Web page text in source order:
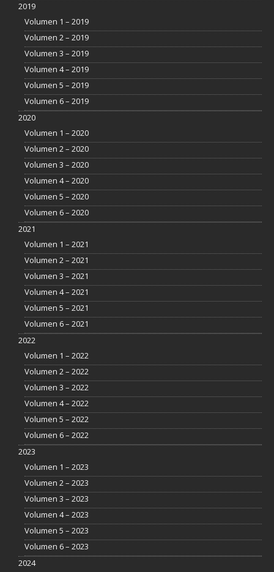
2019
Volumen 1 – 2019
Volumen 2 – 2019
Volumen 3 – 2019
Volumen 4 – 2019
Volumen 5 – 2019
Volumen 6 – 2019
2020
Volumen 1 – 2020
Volumen 2 – 2020
Volumen 3 – 2020
Volumen 4 – 2020
Volumen 5 – 2020
Volumen 6 – 2020
2021
Volumen 1 – 2021
Volumen 2 – 2021
Volumen 3 – 2021
Volumen 4 – 2021
Volumen 5 – 2021
Volumen 6 – 2021
2022
Volumen 1 – 2022
Volumen 2 – 2022
Volumen 3 – 2022
Volumen 4 – 2022
Volumen 5 – 2022
Volumen 6 – 2022
2023
Volumen 1 – 2023
Volumen 2 – 2023
Volumen 3 – 2023
Volumen 4 – 2023
Volumen 5 – 2023
Volumen 6 – 2023
2024